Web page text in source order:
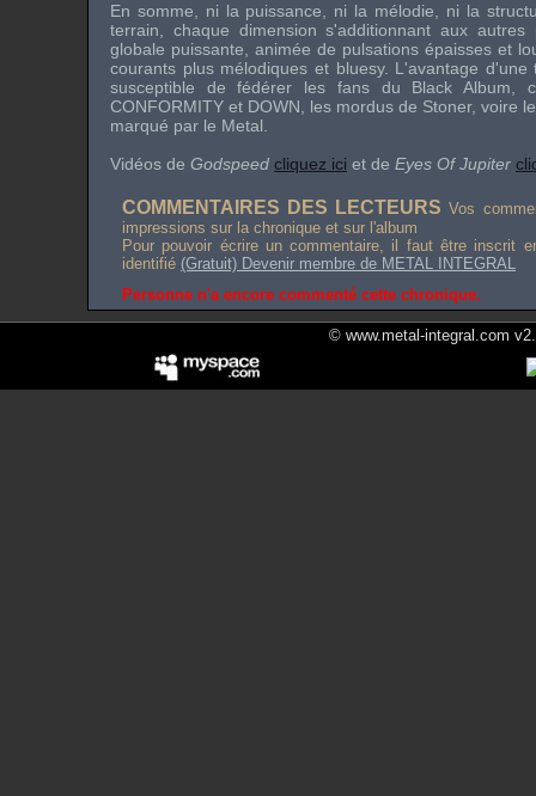
En somme, ni la puissance, ni la mélodie, ni la
terrain, chaque dimension s'additionnant aux
globale puissante, animée de pulsations épaisses et
courants plus mélodiques et bluesy. L'avantage
susceptible de fédérer les fans du Black Album,
CONFORMITY et DOWN , les mordus de Stoner, voire
marqué par le Metal.
Vidéos de Godspeed cliquez ici et de Eyes Of Jupiter
COMMENTAIRES DES LECTEURS Vos
impressions sur la chronique et sur l'album
Pour pouvoir écrire un commentaire, il faut être inscrit
identifié (Gratuit) Devenir membre de METAL INTEGRAL
Personne n'a encore commenté cette chronique.
© www.metal-integral.com